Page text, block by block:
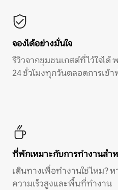
จองได้อย่างมั่นใจ
รีวิวจากชุมชนเกสต์ที่ไว้ใจไ
24 ชั่วโมงทุกวันตลอดการเข้า
ที่พักเหมาะกับการทำงานสำ
เดินทางเพื่อทำงานใช่ไหม?
ความเร็วสูงและพื้นที่ทำงาน